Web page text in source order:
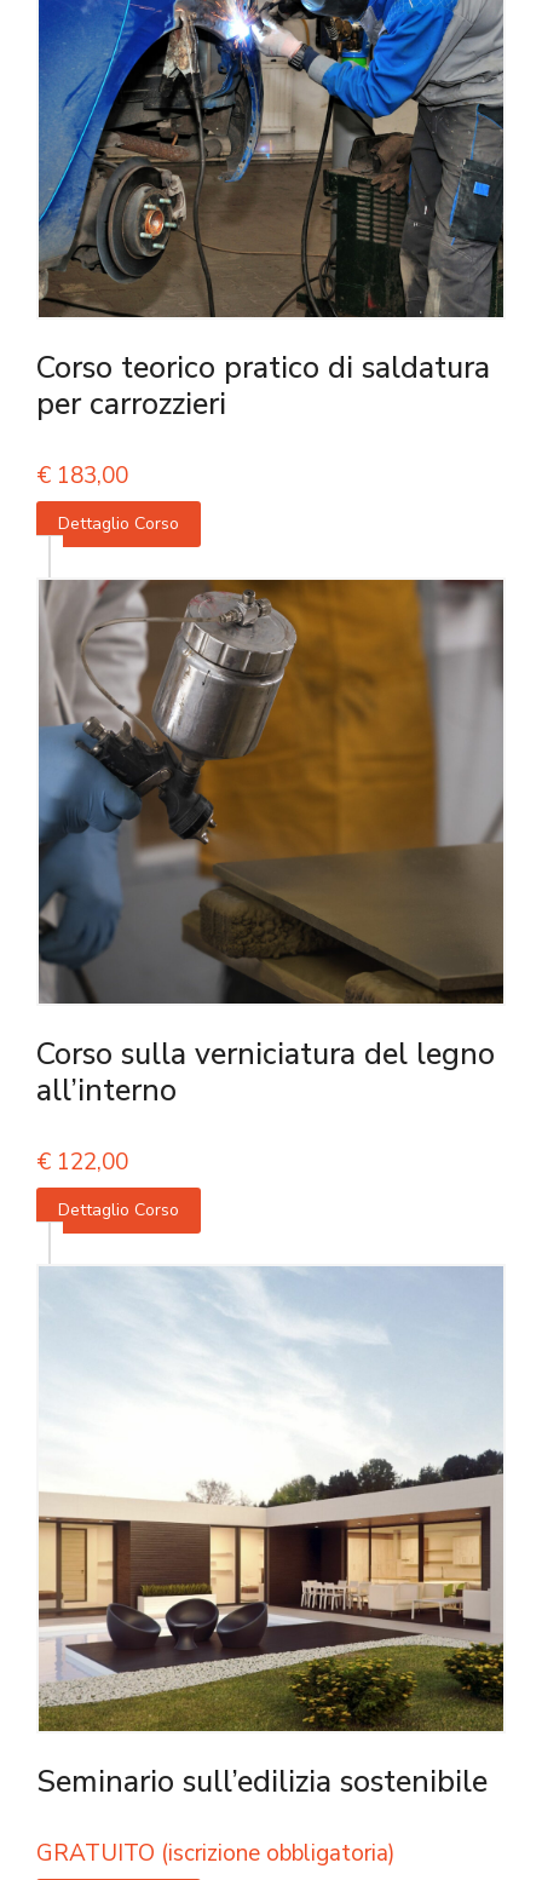
Corso teorico pratico di saldatura
per carrozzieri
€ 183,00
Dettaglio Corso
Corso sulla verniciatura del legno
all’interno
€ 122,00
Dettaglio Corso
Seminario sull’edilizia sostenibile
GRATUITO (iscrizione obbligatoria)